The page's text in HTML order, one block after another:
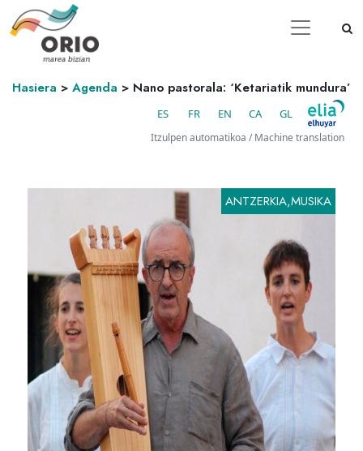
Hasiera > Agenda > Nano pastorala: ‘Ketariatik mundura’
ES FR EN CA GL
Itzulpen automatikoa / Machine translation
ANTZERKIA,MUSIKA